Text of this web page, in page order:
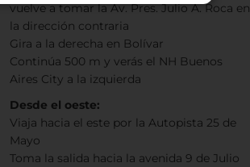
vuelve a tomar la Av. Pres. Julio A. Roca en
la dirección contraria
Gira a la derecha en Bolívar
Continúa 500 m y verás el NH Buenos
Aires City a la izquierda
Desde el oeste:
Viaja hacia el este por la Autopista 25 de
Mayo
Toma la salida hacia la avenida 9 de Julio